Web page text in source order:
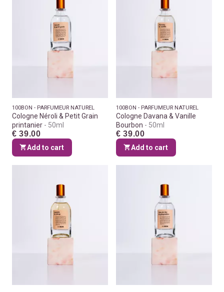
100BON - PARFUMEUR NATUREL
Cologne Néroli & Petit Grain
printanier
50ml
€ 39.00
Add to cart
100BON - PARFUMEUR NATUREL
Cologne Davana & Vanille
Bourbon
50ml
€ 39.00
Add to cart